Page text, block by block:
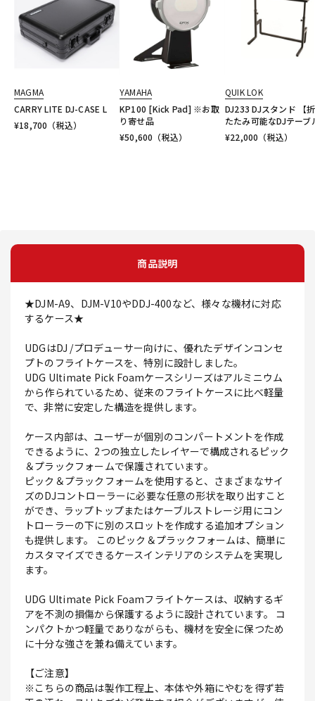
MAGMA
CARRY LITE DJ-CASE L
¥18,700 （税込）
YAMAHA
KP100 [Kick Pad] ※お取
り寄せ品
¥50,600 （税込）
QUIK LOK
DJ233 DJスタンド 【
たたみ可能なDJテーブ
¥22,000 （税込）
商品説明
★DJM-A9、DJM-V10やDDJ-400など、様々な機材に対応
するケース★
UDGはDJ /プロデューサー向けに、優れたデザインコンセ
プトのフライトケースを、特別に設計しました。
UDG Ultimate Pick Foamケースシリーズはアルミニウム
から作られているため、従来のフライトケースに比べ軽量
で、非常に安定した構造を提供します。
ケース内部は、ユーザーが個別のコンパートメントを作成
できるように、2つの独立したレイヤーで構成されるピック
＆プラックフォームで保護されています。
ピック＆プラックフォームを使用すると、さまざまなサイ
ズのDJコントローラーに必要な任意の形状を取り出すこと
ができ、ラップトップまたはケーブルストレージ用にコン
トローラーの下に別のスロットを作成する追加オプション
も提供します。 このピック＆プラックフォームは、簡単に
カスタマイズできるケースインテリアのシステムを実現し
ます。
UDG Ultimate Pick Foamフライトケースは、収納するギ
アを不測の損傷から保護するように設計されています。 コ
ンパクトかつ軽量でありながらも、機材を安全に保つため
に十分な強さを兼ね備えています。
【ご注意】
※こちらの商品は製作工程上、本体や外箱にやむを得ず若